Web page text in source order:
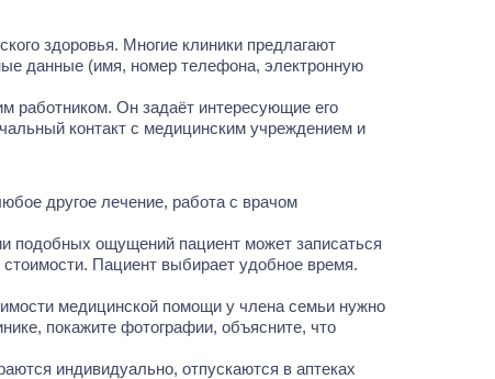
здоровья. Многие клиники предлагают
данные (имя, номер телефона, электронную
работником. Он задаёт интересующие его
контакт с медицинским учреждением и
другое лечение, работа с врачом
подобных ощущений пациент может записаться
Пациент выбирает удобное время.
медицинской помощи у члена семьи нужно
покажите фотографии, объясните, что
индивидуально, отпускаются в аптеках